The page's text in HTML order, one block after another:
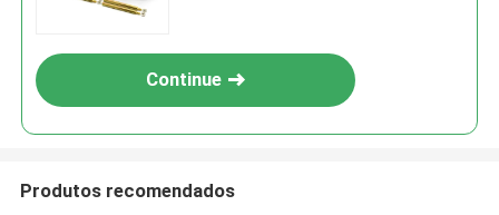
Continue
Produtos recomendados